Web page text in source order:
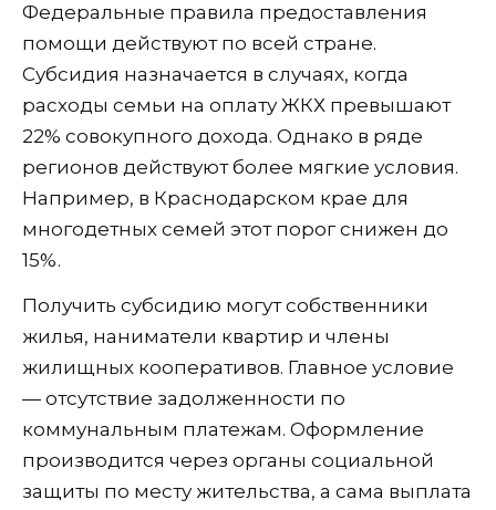
Федеральные правила предоставления
помощи действуют по всей стране.
Субсидия назначается в случаях, когда
расходы семьи на оплату ЖКХ превышают
22% совокупного дохода. Однако в ряде
регионов действуют более мягкие условия.
Например, в Краснодарском крае для
многодетных семей этот порог снижен до
15%.
Получить субсидию могут собственники
жилья, наниматели квартир и члены
жилищных кооперативов. Главное условие
— отсутствие задолженности по
коммунальным платежам. Оформление
производится через органы социальной
защиты по месту жительства, а сама выплата